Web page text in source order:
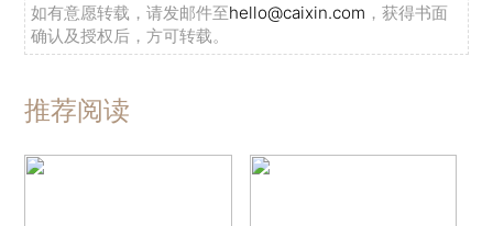
如有意愿转载，请发邮件至hello@caixin.com ，获得书面
确认及授权后，方可转载。
推荐阅读